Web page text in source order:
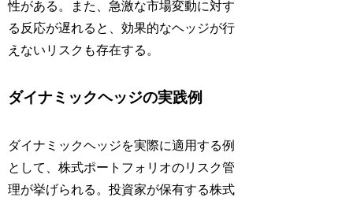
性がある。また、急激な市場変動に対す
る反応が遅れると、効果的なヘッジが行
えないリスクも存在する。
ダイナミックヘッジの実践例
ダイナミックヘッジを実際に適用する例
として、株式ポートフォリオのリスク管
理が挙げられる。投資家が保有する株式